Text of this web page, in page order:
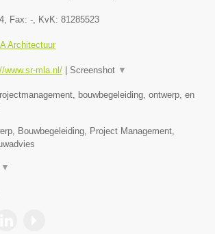
, Fax: -, KvK: 81285523
Architectuur
www.sr-mla.nl/ Screenshot ▼
bouwbegeleiding, ontwerp, en
Bouwbegeleiding, Project Management,
▼